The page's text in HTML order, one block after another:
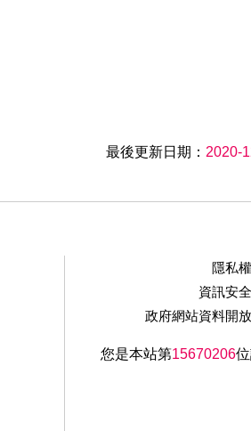
最後更新日期： 2020-
隱私
資訊安
政府網站資料開
您是本站第15670206